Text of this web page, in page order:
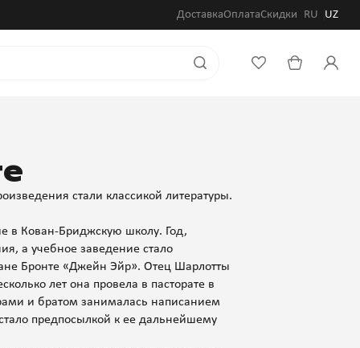
ДоставкаОплатаСкидки RU UZ
стали классикой литературы.
в Кован-Бриджскую школу. Год,
а учебное заведение стало
Бронте «Джейн Эйр». Отец Шарлотты
лет она провела в пасторате в
и братом занималась написанием
предпосылкой к ее дальнейшему